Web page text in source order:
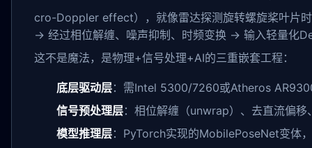
cro-Doppler effect），就像雷达探测旋转螺旋桨叶片
→ 经过相位解缠、噪声抑制、时频变换 → 输入轻量化
这不是魔法，是物理+信号处理+AI的三重嵌套工程：
底层驱动层：需Intel 5300/7260或Atheros
信号预处理层：相位解缠（unwrap）、去直流偏
模型推理层：PyTorch实现的MobilePoseNet变体